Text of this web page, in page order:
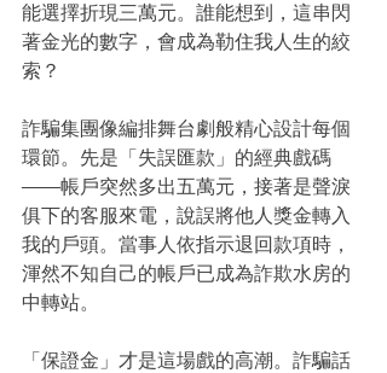
能選擇折現三萬元。誰能想到，這串閃
著金光的數字，會成為勒住我人生的絞
索？
詐騙集團像編排舞台劇般精心設計每個
環節。先是「失誤匯款」的經典戲碼
——帳戶突然多出五萬元，接著是聲淚
俱下的客服來電，說誤將他人獎金轉入
我的戶頭。當事人依指示退回款項時，
渾然不知自己的帳戶已成為詐欺水房的
中轉站。
「保證金」才是這場戲的高潮。詐騙話